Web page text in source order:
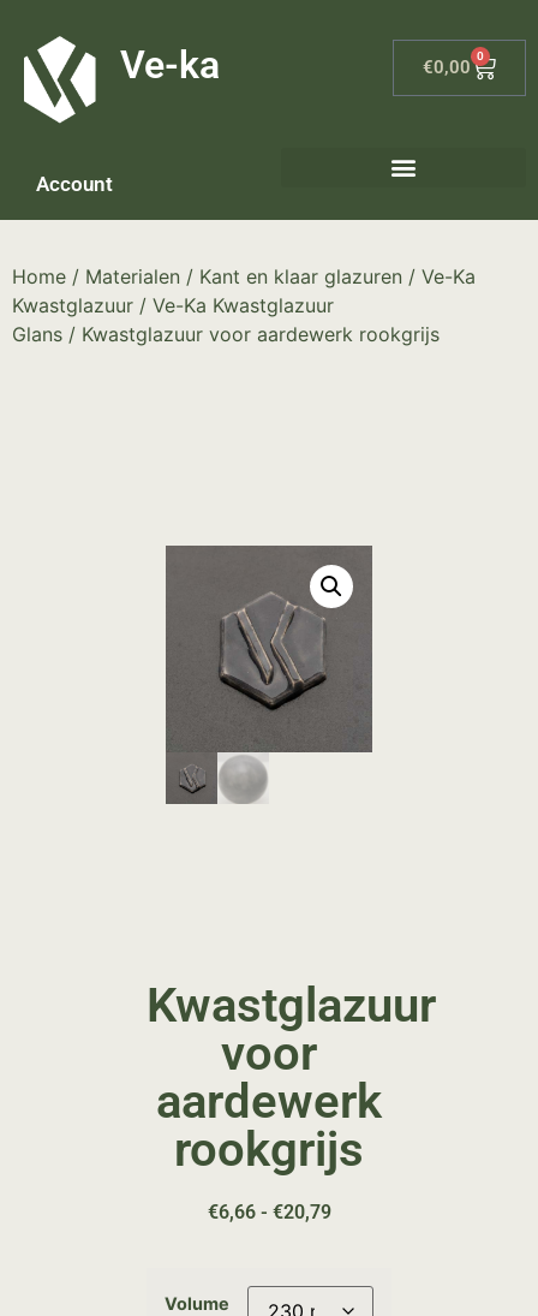
Ve-ka €0,00
0
Account
Home / Materialen / Kant en klaar glazuren / Ve-Ka
Kwastglazuur / Ve-Ka Kwastglazuur
Glans / Kwastglazuur voor aardewerk rookgrijs
Kwastglazuur
voor
aardewerk
rookgrijs
€6,66 - €20,79
Volume